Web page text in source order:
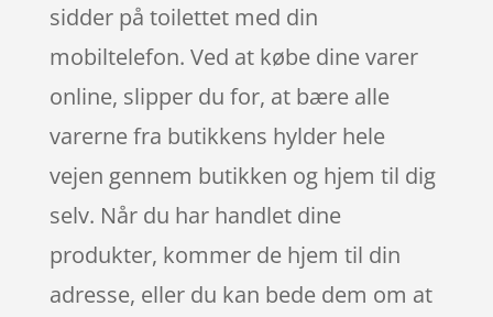
sidder på toilettet med din
mobiltelefon. Ved at købe dine varer
online, slipper du for, at bære alle
varerne fra butikkens hylder hele
vejen gennem butikken og hjem til dig
selv. Når du har handlet dine
produkter, kommer de hjem til din
adresse, eller du kan bede dem om at